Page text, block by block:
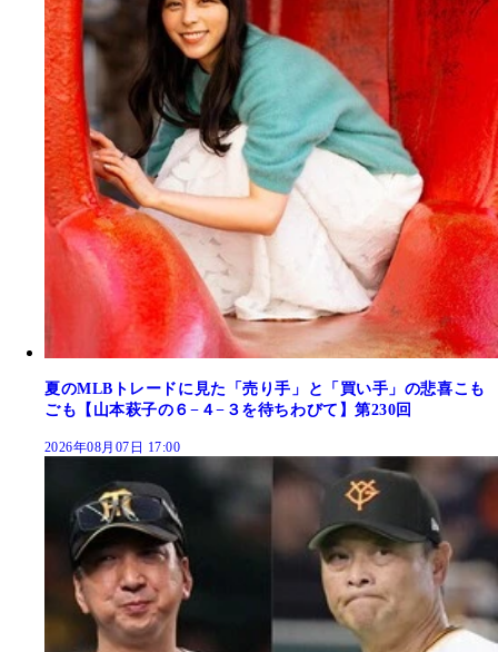
夏のMLBトレードに見た「売り手」と「買い手」の悲喜こも
ごも【山本萩子の６−４−３を待ちわびて】第230回
2026年08月07日 17:00